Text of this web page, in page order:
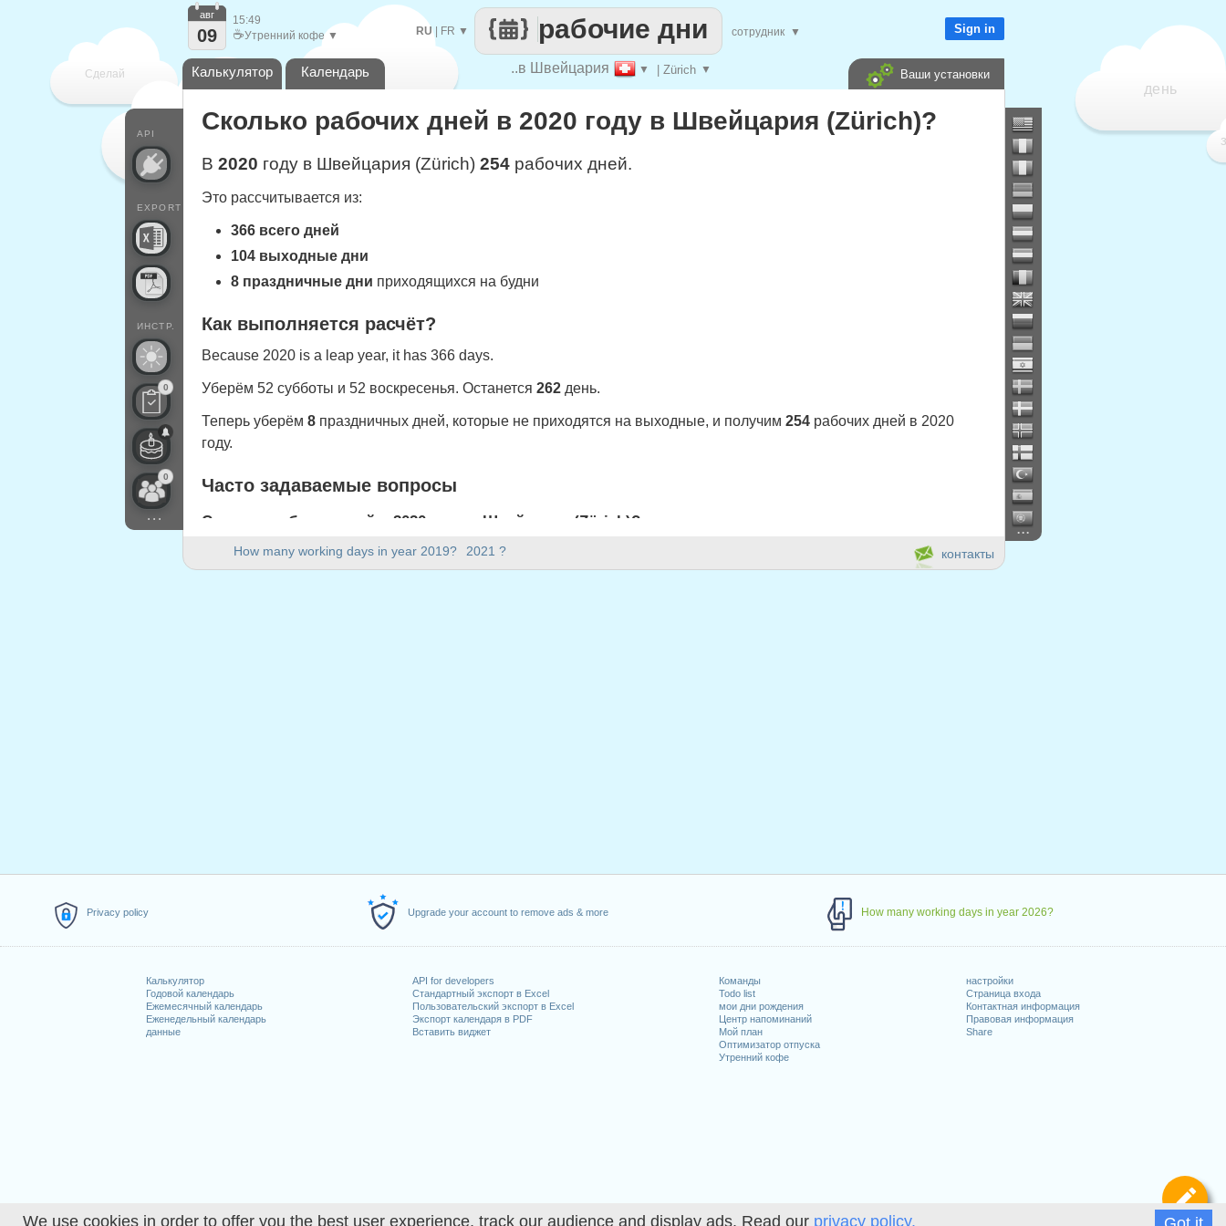
We use cookies in order to offer you the best user experience, track our audience and display ads. Read our privacy policy.
Privacy policy Upgrade your account to remove ads & more How many working days in year 2026?
Калькулятор
Годовой календарь
Ежемесячный календарь
Еженедельный календарь
данные
API for developers
Стандартный экспорт в Excel
Пользовательский экспорт в Excel
Экспорт календаря в PDF
Вставить виджет
Команды
Todo list
мои дни рождения
Центр напоминаний
Мой план
Оптимизатор отпуска
Утренний кофе
настройки
Страница входа
Контактная информация
Правовая информация
Share
Сделай
каждый
день
..в Швейцария ▼ | Zürich ▼
рабочие дни
RU| FR ▼ сотрудник ▼
API
EXPORT
ИНСТР.
0
0
...
авг
09
15:49
☕Утренний кофе ▼ Sign in
Калькулятор Календарь Ваши установки
How many working days in year 2019? 2021 ?
...
контакты
Сколько рабочих дней в 2020 году в Швейцария (Zürich)?
В 2020 году в Швейцария (Zürich) 254 рабочих дней.
Это рассчитывается из:
366 всего дней
104 выходные дни
8 праздничные дни приходящихся на будни
Как выполняется расчёт?
Because 2020 is a leap year, it has 366 days.
Уберём 52 субботы и 52 воскресенья. Останется 262 день.
Теперь уберём 8 праздничных дней, которые не приходятся на выходные, и получим 254 рабочих дней в 2020
году.
Часто задаваемые вопросы
Сколько рабочих дней в 2020 году в Швейцария (Zürich)?
В 2020 году в Швейцария (Zürich) 254 рабочих дней.
4.Lundi de Pâques: понедельник, 13 апрель, 2020
: пятница, 1 май, 2020
: четверг, 21 май, 2020
: понедельник, 1 июнь, 2020
8.Noël: пятница, 25 декабрь, 2020
Праздничные дни, приходящиеся на выходные
1. Fête nationale suisse : суббота, 1 август, 2020
2. Saint Étienne : суббота, 26 декабрь, 2020